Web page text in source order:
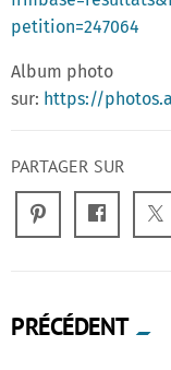
petition=247064
Album photo
sur: https://
PARTAGER SUR
PRÉCÉDENT